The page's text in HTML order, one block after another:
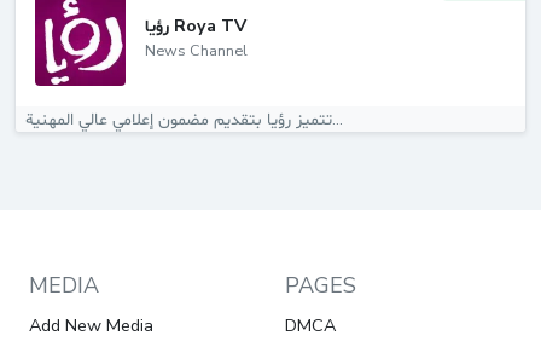
رؤيا Roya TV
News Channel
تتميز رؤيا بتقديم مضمون إعلامي عالي المهنية...
MEDIA
Add New Media
PAGES
DMCA